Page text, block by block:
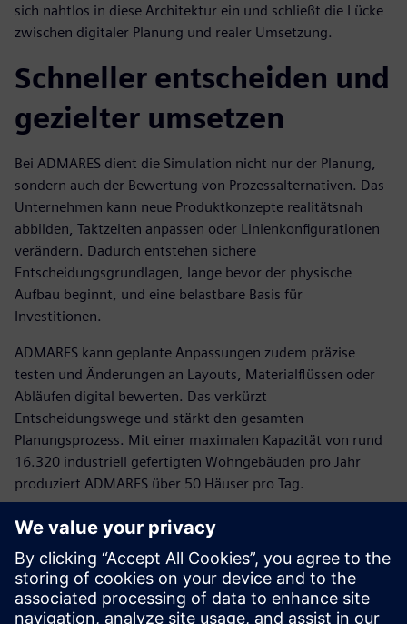
sich nahtlos in diese Architektur ein und schließt die Lücke
zwischen digitaler Planung und realer Umsetzung.
Schneller entscheiden und
gezielter umsetzen
Bei ADMARES dient die Simulation nicht nur der Planung,
sondern auch der Bewertung von Prozessalternativen. Das
Unternehmen kann neue Produktkonzepte realitätsnah
abbilden, Taktzeiten anpassen oder Linienkonfigurationen
verändern. Dadurch entstehen sichere
Entscheidungsgrundlagen, lange bevor der physische
Aufbau beginnt, und eine belastbare Basis für
Investitionen.
ADMARES kann geplante Anpassungen zudem präzise
testen und Änderungen an Layouts, Materialflüssen oder
Abläufen digital bewerten. Das verkürzt
Entscheidungswege und stärkt den gesamten
Planungsprozess. Mit einer maximalen Kapazität von rund
16.320 industriell gefertigten Wohngebäuden pro Jahr
produziert ADMARES über 50 Häuser pro Tag.
Die Zukunft baut auf das
Industrial Metaverse auf
Bei der Planung ihrer Smart Factory zeigt ADMARES,